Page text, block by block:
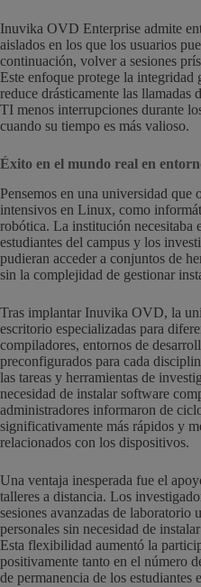
Inuvika OVD Enterprise admite
aislados en los que los usuarios
continuación, volver a sesiones
Este enfoque protege la integridad
reduce drásticamente las llamadas
TI menos interrupciones durante
cuando su tiempo es más valioso.
Éxito en el mundo real en
Pensemos en una universidad que
intensivos en Linux, como
robótica. La institución necesitaba
estudiantes del campus y los
pudieran acceder a conjuntos de
sin la complejidad de gestionar
Tras implantar Inuvika OVD, la
escritorio especializadas para
compiladores, entornos de
preconfigurados para cada
las tareas y herramientas de
necesidad de instalar software
administradores informaron de
significativamente más rápidos y
relacionados con los dispositivos.
Una ventaja inesperada fue el
talleres a distancia. Los
sesiones avanzadas de
personales sin necesidad de
Esta flexibilidad aumentó la
positivamente tanto en el número
de permanencia de los estudiantes